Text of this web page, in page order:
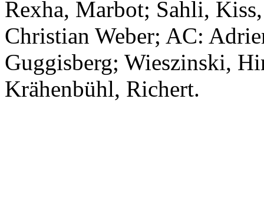
Rexha, Marbot; Sahli,
Christian Weber; AC:
Guggisberg; Wieszinski,
Krähenbühl, Richert.